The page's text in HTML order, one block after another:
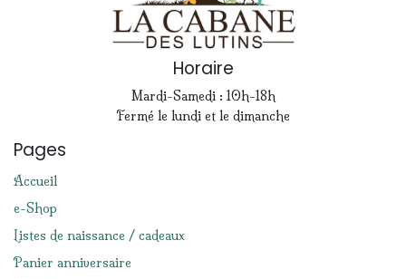
Horaire
Mardi-Samedi : 10h-18h
Fermé le lundi et le dimanche
Pages
Accueil
e-Shop
Listes de naissance / cadeaux
Panier anniversaire